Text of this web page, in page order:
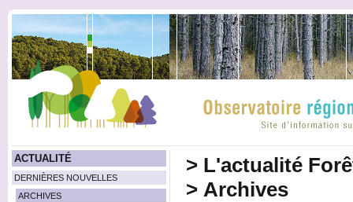
ACTUALITÉ
DERNIÈRES NOUVELLES
ARCHIVES
> L'actualité
> Archives